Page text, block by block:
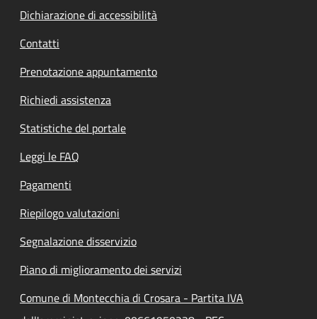
Dichiarazione di accessibilità
Contatti
Prenotazione appuntamento
Richiedi assistenza
Statistiche del portale
Leggi le FAQ
Pagamenti
Riepilogo valutazioni
Segnalazione disservizio
Piano di miglioramento dei servizi
Comune di Montecchia di Crosara - Partita IVA